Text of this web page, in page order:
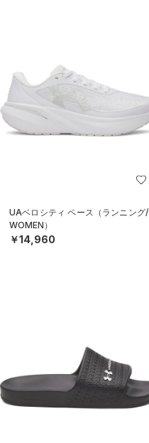
UAベロシティ ペース（ランニング/
WOMEN）
￥14,960